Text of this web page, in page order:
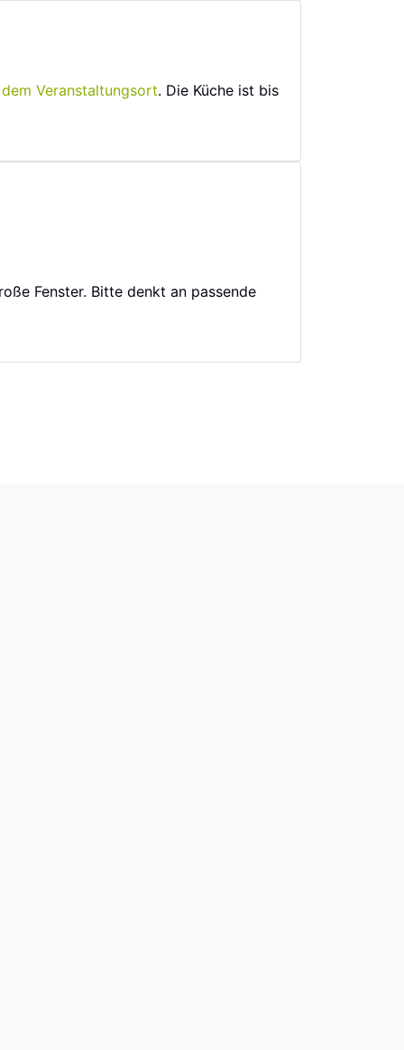
Veranstaltungsort. Die Küche ist bis
Fenster. Bitte denkt an passende